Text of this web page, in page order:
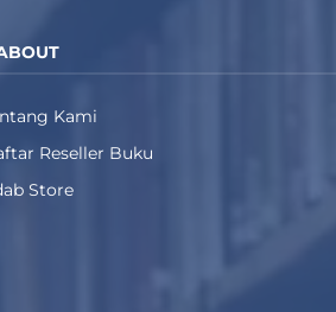
Kami
Reseller Buku
Store